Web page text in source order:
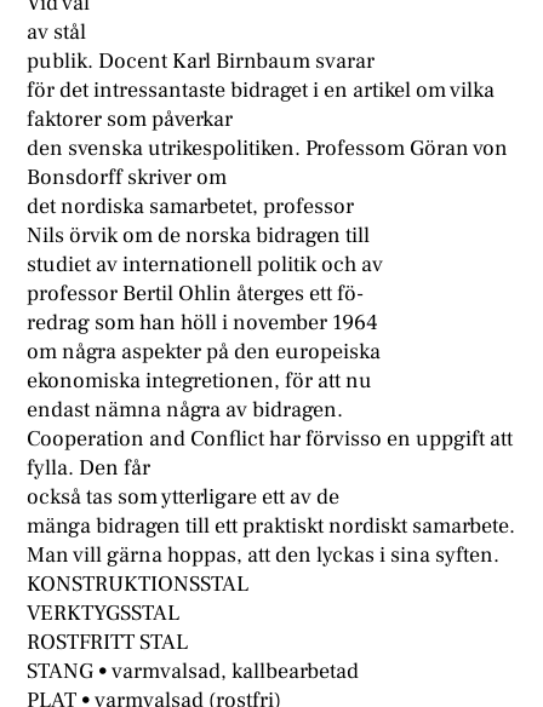
av stål
publik. Docent Karl Birnbaum svarar
för det intressantaste bidraget i en artikel om vilka
faktorer som påverkar
den svenska utrikespolitiken. Professom Göran von
Bonsdorff skriver om
det nordiska samarbetet, professor
Nils örvik om de norska bidragen till
studiet av internationell politik och av
professor Bertil Ohlin återges ett fö-
redrag som han höll i november 1964
om några aspekter på den europeiska
ekonomiska integretionen, för att nu
endast nämna några av bidragen.
Cooperation and Conflict har förvisso en uppgift att
fylla. Den får
också tas som ytterligare ett av de
mänga bidragen till ett praktiskt nordiskt samarbete.
Man vill gärna hoppas, att den lyckas i sina syften.
KONSTRUKTIONSSTAL
VERKTYGSSTAL
ROSTFRITT STAL
STANG • varmvalsad, kallbearbetad
PLAT • varmvalsad (rostfri)